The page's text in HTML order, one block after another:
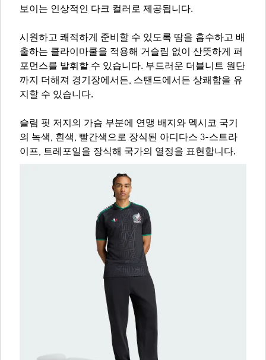
보이는 인상적인 다크 컬러로 제공됩니다.
시원하고 쾌적하게 준비할 수 있도록 땀을 흡수하고 배
출하는 클라이마쿨을 적용해 거슬림 없이 산뜻하게 퍼
포먼스를 발휘할 수 있습니다. 부드러운 더블니트 원단
까지 더해져 경기장에서든, 스탠드에서든 상쾌함을 유
지할 수 있습니다.
슬림 핏 저지의 가슴 부분에 연맹 배지와 멕시코 국기
의 녹색, 흰색, 빨간색으로 장식된 아디다스 3-스트라
이프, 트레포일을 장식해 국가의 열정을 표현합니다.